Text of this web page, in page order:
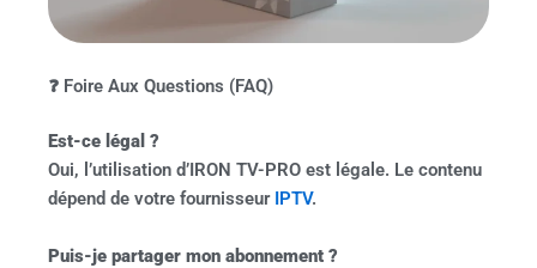
❓ Foire Aux Questions (FAQ)
Est-ce légal ?
Oui, l’utilisation d’IRON TV-PRO est légale. Le contenu
dépend de votre fournisseur IPTV.
Puis-je partager mon abonnement ?